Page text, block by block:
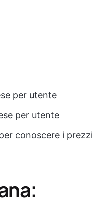
per utente
per utente
conoscere i prezzi